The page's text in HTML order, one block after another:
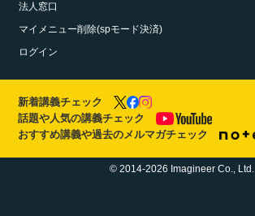
法人窓口
マイメニュー削除(spモード決済)
ログイン
新着講義チェック
話題や人気の講義チェック
おすすめ講義や過去のメルマガチェック
© 2014-2026 Imagineer Co., Ltd.